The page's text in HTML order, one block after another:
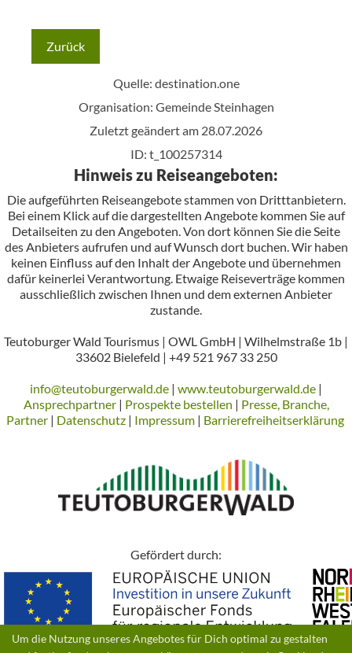
Zurück
Quelle: destination.one
Organisation: Gemeinde Steinhagen
Zuletzt geändert am 28.07.2026
ID: t_100257314
Hinweis zu Reiseangeboten:
Die aufgeführten Reiseangebote stammen von Dritttanbietern.
Bei einem Klick auf die dargestellten Angebote kommen Sie auf
Detailseiten zu den Angeboten. Von dort können Sie die Seite
des Anbieters aufrufen und auf Wunsch dort buchen. Wir haben
keinen Einfluss auf den Inhalt der Angebote und übernehmen
dafür keinerlei Verantwortung. Etwaige Reiseverträge kommen
ausschließlich zwischen Ihnen und dem externen Anbieter
zustande.
Teutoburger Wald Tourismus | OWL GmbH | Wilhelmstraße 1b |
33602 Bielefeld | +49 521 967 33 250
info@teutoburgerwald.de | www.teutoburgerwald.de |
Ansprechpartner| Prospekte bestellen | Presse, Branche,
Partner| Datenschutz| Impressum| Barrierefreiheitserklärung
Gefördert durch:
Um die Nutzung unseres Angebotes für Dich optimal zu gestalten